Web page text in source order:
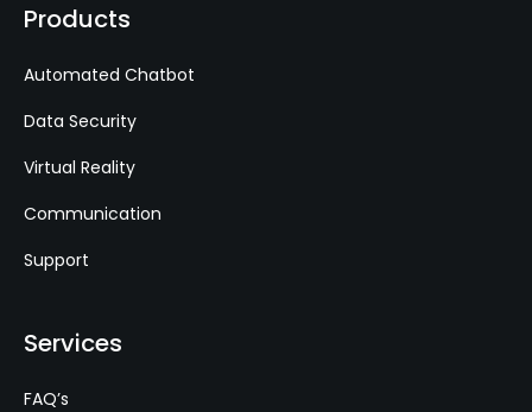
Products
Automated Chatbot
Data Security
Virtual Reality
Communication
Support
Services
FAQ’s